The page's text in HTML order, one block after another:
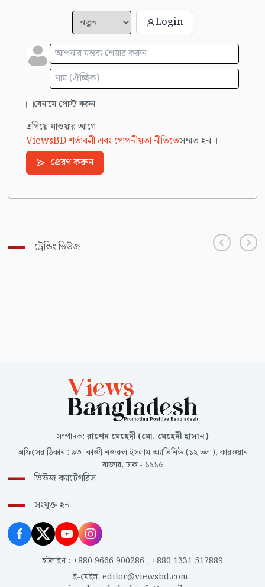
Login
বেনামে পোস্ট করুন
এগিয়ে যাওয়ার আগে
ViewsBD শর্তাবলী এবং গোপনীয়তা নীতিতেসম্মত হন ।
প্রেরণ করুন
ট্রেন্ডিং ভিউজ
সম্পাদক:রাশেদ মেহেদী (মো. মেহেদী হাসান)
অফিসের ঠিকানা: ৯৩, কাজী নজরুল ইসলাম অ্যাভিনিউ (১২ তলা), কারওয়ান
বাজার, ঢাকা- ১২১৫
ভিউজ ক্যাটেগরিস
সংযুক্ত হন
হটলাইন : +880 9666 900286 , +880 1331 517889
ই-মেইল: editor@viewsbd.com,